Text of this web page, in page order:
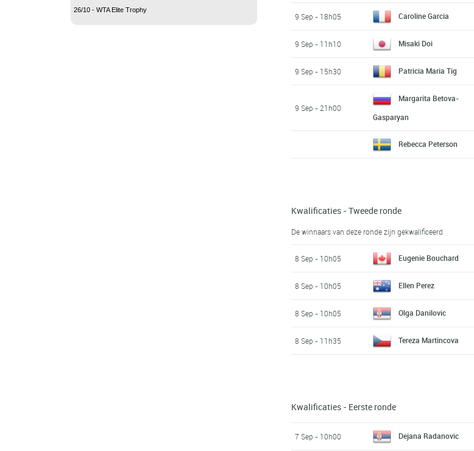
26/10 - WTA Elite Trophy
9 Sep - 18h05 Caroline Garcia
9 Sep - 11h10 Misaki Doi
9 Sep - 15h30 Patricia Maria Tig
9 Sep - 21h00
Margarita Betova-
Gasparyan
Rebecca Peterson
Kwalificaties - Tweede ronde
De winnaars van deze ronde zijn gekwalificeerd
8 Sep - 10h05 Eugenie Bouchard
8 Sep - 10h05 Ellen Perez
8 Sep - 10h05 Olga Danilovic
8 Sep - 11h35 Tereza Martincova
Kwalificaties - Eerste ronde
7 Sep - 10h00 Dejana Radanovic